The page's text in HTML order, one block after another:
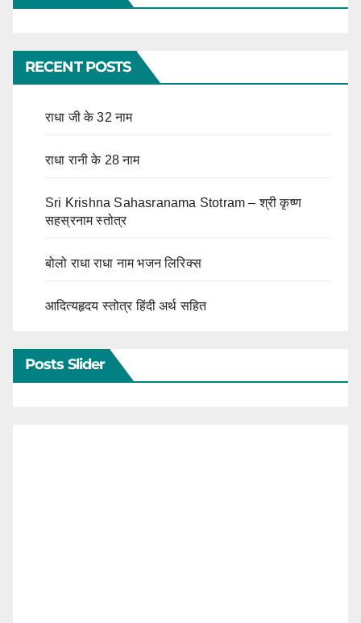
RECENT POSTS
राधा जी के 32 नाम
राधा रानी के 28 नाम
Sri Krishna Sahasranama Stotram – श्री कृष्ण
सहस्रनाम स्तोत्र
बोलो राधा राधा नाम भजन लिरिक्स
आदित्यहृदय स्तोत्र हिंदी अर्थ सहित
Posts Slider